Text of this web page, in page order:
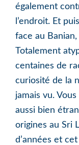
également
l’endroit. Et
face au
Totalement
centaines de
curiosité de la
jamais vu.
aussi bien
origines au Sri
d’années et